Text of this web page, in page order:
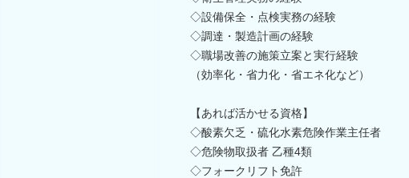
◇設備保全・点検実務の経験
◇調達・製造計画の経験
◇職場改善の施策立案と実行経験
（効率化・省力化・省エネ化など）
【あれば活かせる資格】
◇酸素欠乏・硫化水素危険作業主任者
◇危険物取扱者 乙種4類
◇フォークリフト免許